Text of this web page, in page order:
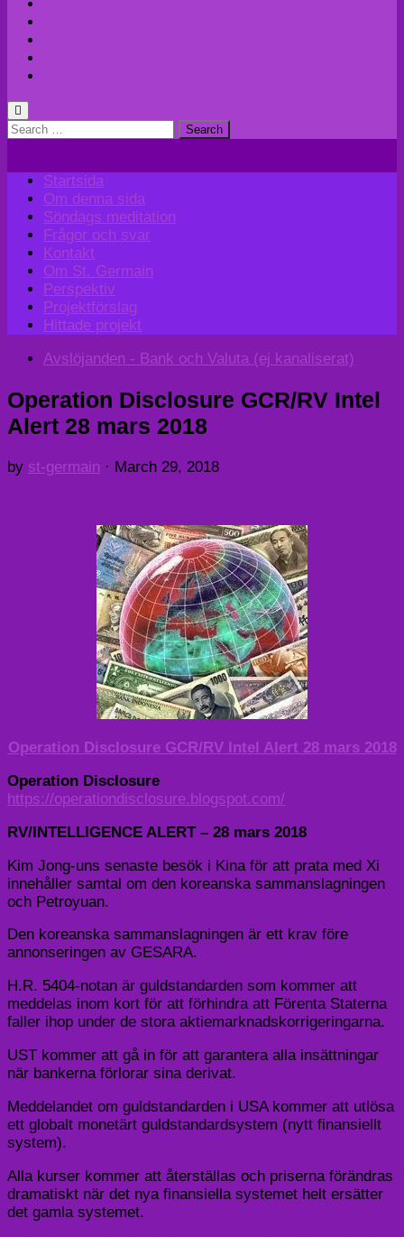
Search
Startsida
Om denna sida
Söndags meditation
Frågor och svar
Kontakt
Om St. Germain
Perspektiv
Projektförslag
Hittade projekt
Avslöjanden - Bank och Valuta (ej kanaliserat)
Operation Disclosure GCR/RV Intel
Alert 28 mars 2018
by st-germain · March 29, 2018
Operation Disclosure GCR/RV Intel Alert 28 mars 2018
Operation Disclosure
https://operationdisclosure.blogspot.com/
RV/INTELLIGENCE ALERT – 28 mars 2018
Kim Jong-uns senaste besök i Kina för att prata med Xi
innehåller samtal om den koreanska sammanslagningen
och Petroyuan.
Den koreanska sammanslagningen är ett krav före
annonseringen av GESARA.
H.R. 5404-notan är guldstandarden som kommer att
meddelas inom kort för att förhindra att Förenta Staterna
faller ihop under de stora aktiemarknadskorrigeringarna.
UST kommer att gå in för att garantera alla insättningar
när bankerna förlorar sina derivat.
Meddelandet om guldstandarden i USA kommer att utlösa
ett globalt monetärt guldstandardsystem (nytt finansiellt
system).
Alla kurser kommer att återställas och priserna förändras
dramatiskt när det nya finansiella systemet helt ersätter
det gamla systemet.